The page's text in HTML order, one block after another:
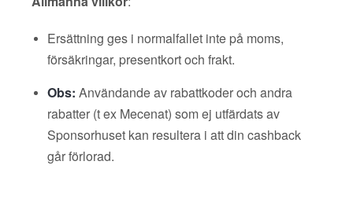
Ersättning ges i normalfallet inte på moms,
försäkringar, presentkort och frakt.
Obs: Användande av rabattkoder och andra
rabatter (t ex Mecenat) som ej utfärdats av
Sponsorhuset kan resultera i att din cashback
går förlorad.